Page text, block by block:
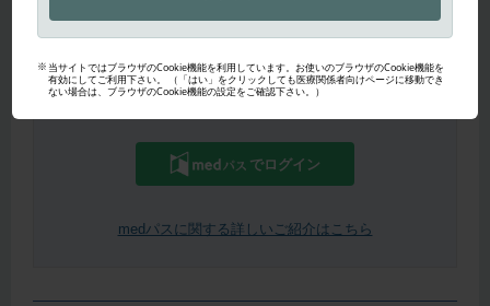
利用いただけます。
でログイン
medパスに関する詳しいご紹介はこちら